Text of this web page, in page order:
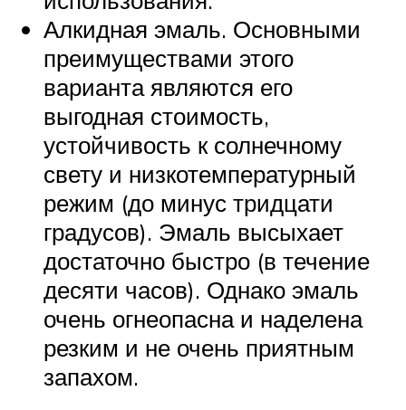
Алкидная эмаль. Основными
преимуществами этого
варианта являются его
выгодная стоимость,
устойчивость к солнечному
свету и низкотемпературный
режим (до минус тридцати
градусов). Эмаль высыхает
достаточно быстро (в течение
десяти часов). Однако эмаль
очень огнеопасна и наделена
резким и не очень приятным
запахом.